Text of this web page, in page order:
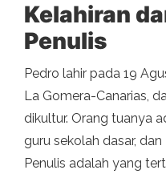
Kelahiran
Penulis
Pedro lahir pada 19
La Gomera-Canarias,
dikultur. Orang tuanya
guru sekolah dasar,
Penulis adalah yang